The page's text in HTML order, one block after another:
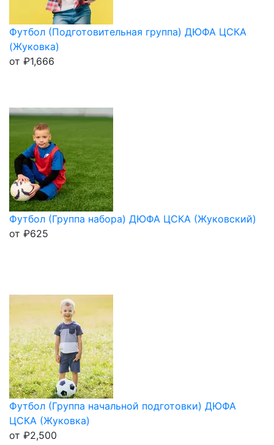
Футбол (Подготовительная группа) ДЮФА ЦСКА
(Жуковка)
от ₽1,666
Футбол (Группа набора) ДЮФА ЦСКА (Жуковский)
от ₽625
Футбол (Группа начальной подготовки) ДЮФА
ЦСКА (Жуковка)
от ₽2,500